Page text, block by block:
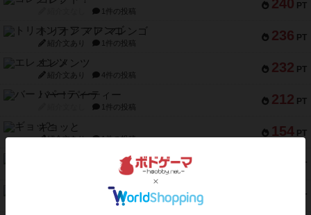
240 PT
1件の投稿
236 PT
トリオンフ ア マレンゴ
紹介文あり 1件の投稿
232 PT
エレメンツ
紹介文あり 4件の投稿
212 PT
バー！パーティー
1件の投稿
154 PT
ギョッと
紹介文あり 1件の投稿
PT
1件の投稿
PT
1件の投稿